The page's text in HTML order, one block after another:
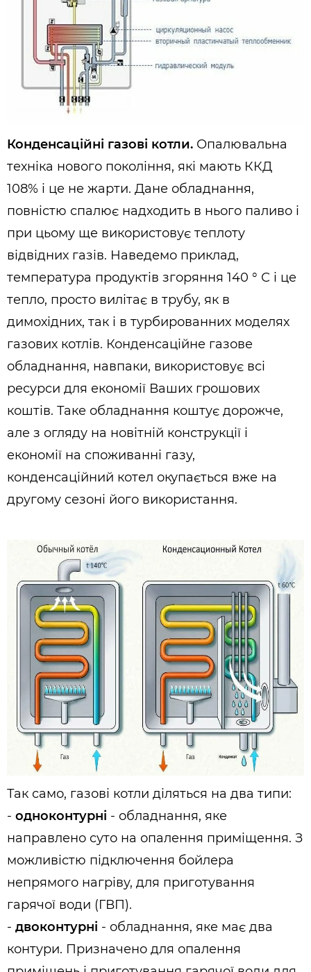
Конденсаційні газові котли. Опалювальна
техніка нового покоління, які мають ККД
108% і це не жарти. Дане обладнання,
повністю спалює надходить в нього паливо і
при цьому ще використовує теплоту
відвідних газів. Наведемо приклад,
температура продуктів згоряння 140 ° С і це
тепло, просто вилітає в трубу, як в
димохідних, так і в турбированних моделях
газових котлів. Конденсаційне газове
обладнання, навпаки, використовує всі
ресурси для економії Ваших грошових
коштів. Таке обладнання коштує дорожче,
але з огляду на новітній конструкції і
економії на споживанні газу,
конденсаційний котел окупається вже на
другому сезоні його використання.
Так само, газові котли діляться на два типи:
- одноконтурні - обладнання, яке
направлено суто на опалення приміщення. З
можливістю підключення бойлера
непрямого нагріву, для приготування
гарячої води (ГВП).
- двоконтурні - обладнання, яке має два
контури. Призначено для опалення